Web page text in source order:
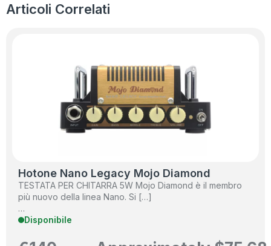
Articoli Correlati
Hotone Nano Legacy Mojo Diamond
TESTATA PER CHITARRA 5W Mojo Diamond è il membro
più nuovo della linea Nano. Si […]
…
Disponibile